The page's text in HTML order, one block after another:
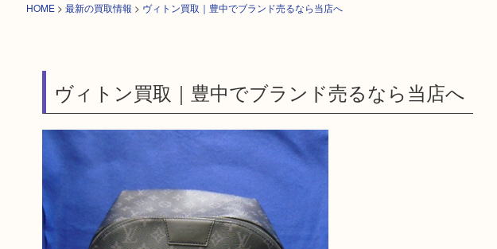
HOME > 最新の買取情報 > ヴィトン買取｜豊中でブランド売るなら当店へ
ヴィトン買取｜豊中でブランド売るなら当店へ